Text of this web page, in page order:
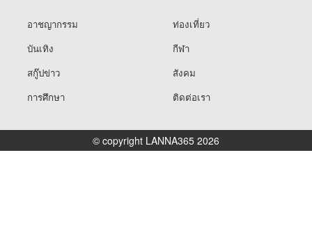
อาชญากรรม
ท่องเที่ยว
บันเทิง
กีฬา
สกู๊ปข่าว
สังคม
การศึกษา
ติดต่อเรา
© copyright LANNA365 2026